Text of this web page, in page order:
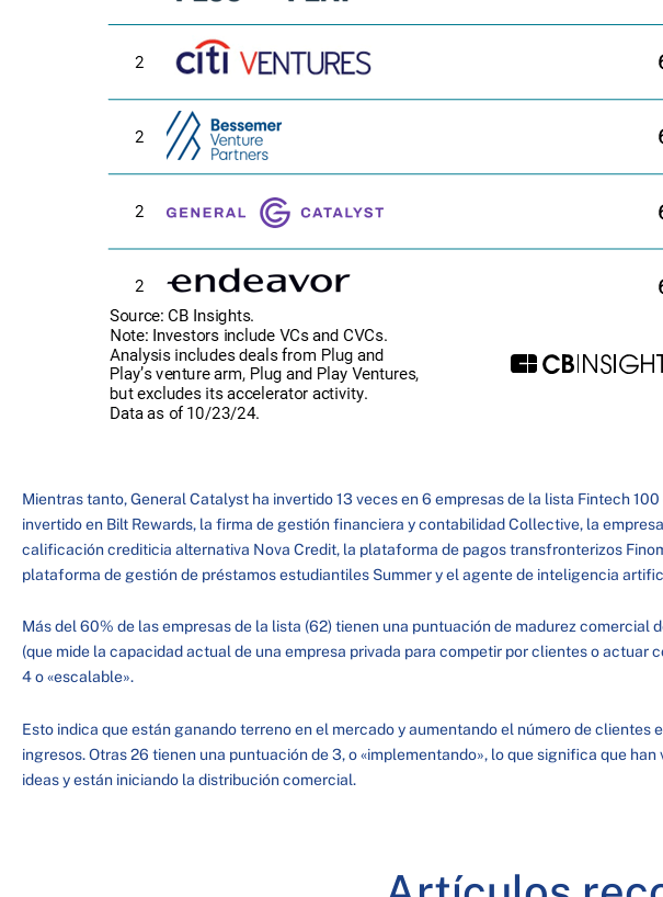
Mientras tanto, General Catalyst ha invertido 13 veces en 6 empresas de la lista Fintech
invertido en Bilt Rewards, la firma de gestión financiera y contabilidad Collective, la
calificación crediticia alternativa Nova Credit, la plataforma de pagos transfronterizos
plataforma de gestión de préstamos estudiantiles Summer y el agente de inteligencia
Más del 60% de las empresas de la lista (62) tienen una puntuación de madurez comercial
(que mide la capacidad actual de una empresa privada para competir por clientes o actuar
4 o «escalable».
Esto indica que están ganando terreno en el mercado y aumentando el número de clientes e
ingresos. Otras 26 tienen una puntuación de 3, o «implementando», lo que significa que han
ideas y están iniciando la distribución comercial.